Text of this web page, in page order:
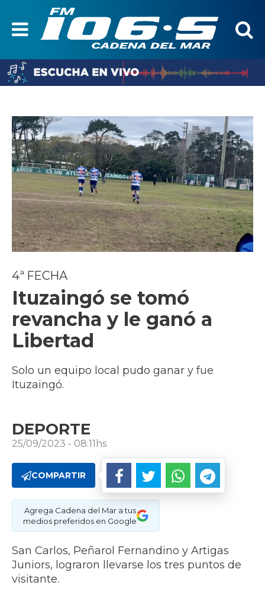
4ª FECHA
Ituzaingó se tomó
revancha y le ganó a
Libertad
Solo un equipo local pudo ganar y fue
Ituzaingó.
DEPORTE
25/09/2023 - 08:11hs
COMPARTIR
Agrega Cadena del Mar a tus
medios preferidos en Google
San Carlos, Peñarol Fernandino y Artigas
Juniors, lograron llevarse los tres puntos de
visitante.